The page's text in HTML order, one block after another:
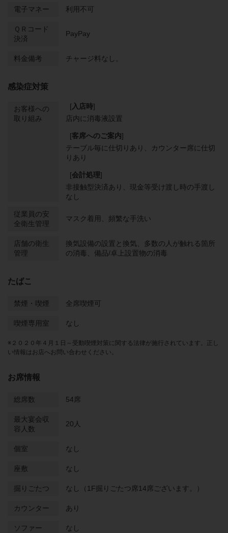
電子マネー 利用不可
ＱＲコード
決済
PayPay
料金備考 チャージ料なし。
感染症対策
お客様への
取り組み
[入店時]
店内に消毒液設置
[客席へのご案内]
テーブル毎に仕切りあり
カウンター席に仕切
りあり
[会計処理]
非接触型決済あり
現金等受け渡し時の手渡し
なし
従業員の安
全衛生管理
マスク着用 頻繁な手洗い
店舗の衛生
管理
換気設備の設置と換気
多数の人が触れる箇所
の消毒
備品/卓上設置物の消毒
たばこ
禁煙・喫煙 全席喫煙可
喫煙専用室 なし
※２０２０年４月１日～受動喫煙対策に関する法律が施行されています。正し
い情報はお店へお問い合わせください。
お席情報
総席数 54席
最大宴会収
容人数
20人
個室 なし
座敷 なし
掘りごたつ なし（1F掘りごたつ席14席ございます。）
カウンター あり
ソファー なし